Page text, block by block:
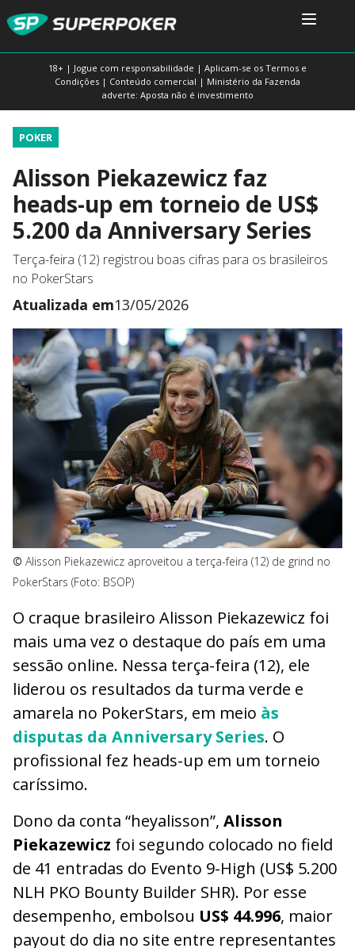
18+ | Jogue com responsabilidade | Aplicam-se os Termos e
Condições | Conteúdo comercial | Ministério da Fazenda
adverte: Aposta não é investimento
POKER
Alisson Piekazewicz faz
heads-up em torneio de US$
5.200 da Anniversary Series
Terça-feira (12) registrou boas cifras para os brasileiros
no PokerStars
Atualizada em13/05/2026
© Alisson Piekazewicz aproveitou a terça-feira (12) de grind no
PokerStars (Foto: BSOP)
O craque brasileiro Alisson Piekazewicz foi
mais uma vez o destaque do país em uma
sessão online. Nessa terça-feira (12), ele
liderou os resultados da turma verde e
amarela no PokerStars, em meio às
disputas da Anniversary Series. O
profissional fez heads-up em um torneio
caríssimo.
Dono da conta “heyalisson”, Alisson
Piekazewicz foi segundo colocado no field
de 41 entradas do Evento 9-High (US$ 5.200
NLH PKO Bounty Builder SHR). Por esse
desempenho, embolsou US$ 44.996, maior
payout do dia no site entre representantes